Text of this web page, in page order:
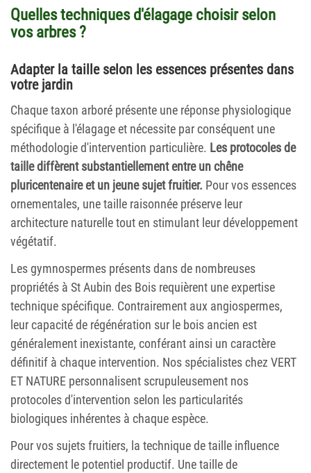
Quelles techniques d'élagage choisir selon
vos arbres ?
Adapter la taille selon les essences présentes dans
votre jardin
Chaque taxon arboré présente une réponse physiologique
spécifique à l'élagage et nécessite par conséquent une
méthodologie d'intervention particulière. Les protocoles de
taille diffèrent substantiellement entre un chêne
pluricentenaire et un jeune sujet fruitier. Pour vos essences
ornementales, une taille raisonnée préserve leur
architecture naturelle tout en stimulant leur développement
végétatif.
Les gymnospermes présents dans de nombreuses
propriétés à St Aubin des Bois requièrent une expertise
technique spécifique. Contrairement aux angiospermes,
leur capacité de régénération sur le bois ancien est
généralement inexistante, conférant ainsi un caractère
définitif à chaque intervention. Nos spécialistes chez VERT
ET NATURE personnalisent scrupuleusement nos
protocoles d'intervention selon les particularités
biologiques inhérentes à chaque espèce.
Pour vos sujets fruitiers, la technique de taille influence
directement le potentiel productif. Une taille de